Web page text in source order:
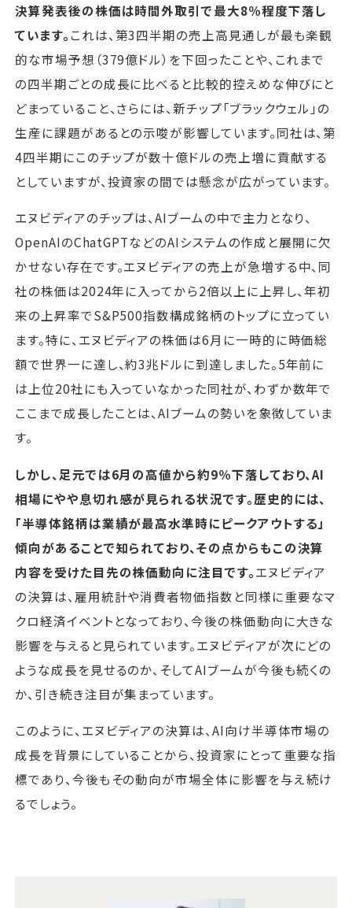
決算発表後の株価は時間外取引で最大8％程度下落し
ています。 これは、第3四半期の売上高見通しが最も楽観
的な市場予想（379億ドル）を下回ったことや、これまで
の四半期ごとの成長に比べると比較的控えめな伸びにと
どまっていること、さらには、新チップ「ブラックウェル」の
生産に課題があるとの示唆が影響しています。同社は、第
4四半期にこのチップが数十億ドルの売上増に貢献する
としていますが、投資家の間では懸念が広がっています。
エヌビディアのチップは、AIブームの中で主力となり、
OpenAIのChatGPTなどのAIシステムの作成と展開に欠
かせない存在です。エヌビディアの売上が急増する中、同
社の株価は2024年に入ってから2倍以上に上昇し、年初
来の上昇率でS&P500指数構成銘柄のトップに立ってい
ます。特に、エヌビディアの株価は6月に一時的に時価総
額で世界一に達し、約3兆ドルに到達しました。5年前に
は上位20社にも入っていなかった同社が、わずか数年で
ここまで成長したことは、AIブームの勢いを象徴していま
す。
しかし、足元では6月の高値から約9％下落しており、AI
相場にやや息切れ感が見られる状況です。歴史的には、
「半導体銘柄は業績が最高水準時にピークアウトする」
傾向があることで知られており、その点からもこの決算
内容を受けた目先の株価動向に注目です。エヌビディア
の決算は、雇用統計や消費者物価指数と同様に重要なマ
クロ経済イベントとなっており、今後の株価動向に大きな
影響を与えると見られています。エヌビディアが次にどの
ような成長を見せるのか、そしてAIブームが今後も続くの
か、引き続き注目が集まっています。
このように、エヌビディアの決算は、AI向け半導体市場の
成長を背景にしていることから、投資家にとって重要な指
標であり、今後もその動向が市場全体に影響を与え続け
るでしょう。